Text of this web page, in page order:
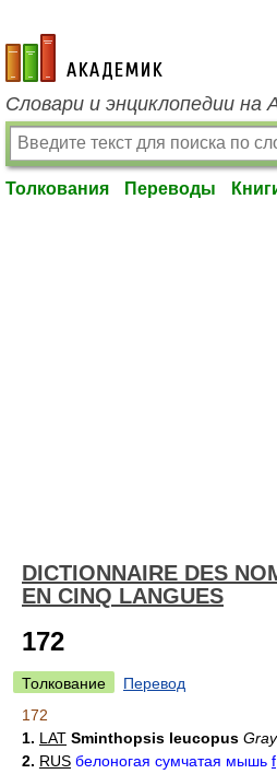
academic.ru
Словари и энциклопедии на
Толкования Переводы
DICTIONNAIRE DES
EN CINQ LANGUES
172
Толкование
Перевод
172
1. LAT Sminthopsis leucopus Gray
2. RUS белоногая сумчатая мышь f